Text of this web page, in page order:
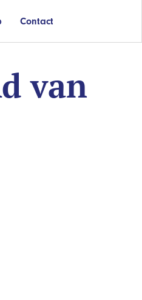
Contact
van